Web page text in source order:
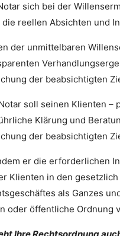
sich bei der
die reellen Absichten und
der unmittelbaren
der beabsichtigten
soll seinen Klienten –
Klärung und
der beabsichtigten
er die erforderlichen
Klienten in den
als Ganzes
oder öffentliche Ordnung